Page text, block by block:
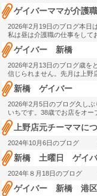
ゲイバーママが介護
2026年2月19日のブログ本日
私は昼は介護職の仕事をして
ゲイバー 新橋
2026年2月13日のブログ歳を
信じられません。先月は上野
新橋 ゲイバー
2026年2月5日のブログ久し
いちです。38歳でお店をオー
上野店元チーママに
2024年10月6日のブログ
新橋 土曜日 ゲイ
2024年８月18日のブログ
ゲイバー 新橋 港区